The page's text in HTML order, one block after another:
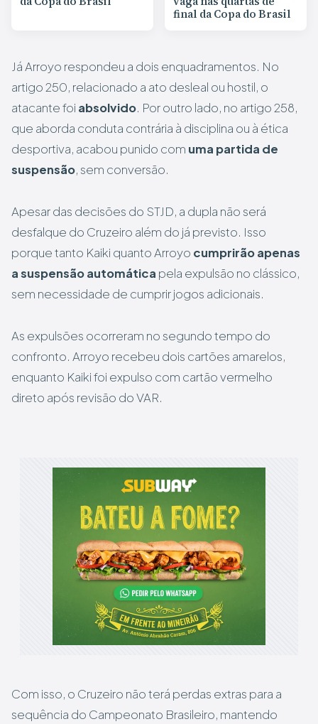
final da Copa do Brasil
Já Arroyo respondeu a dois enquadramentos. No
artigo 250, relacionado a ato desleal ou hostil, o
atacante foi absolvido. Por outro lado, no artigo 258,
que aborda conduta contrária à disciplina ou à ética
desportiva, acabou punido com uma partida de
suspensão, sem conversão.
Apesar das decisões do STJD, a dupla não será
desfalque do Cruzeiro além do já previsto. Isso
porque tanto Kaiki quanto Arroyo cumprirão apenas
a suspensão automática pela expulsão no clássico,
sem necessidade de cumprir jogos adicionais.
As expulsões ocorreram no segundo tempo do
confronto. Arroyo recebeu dois cartões amarelos,
enquanto Kaiki foi expulso com cartão vermelho
direto após revisão do VAR.
Com isso, o Cruzeiro não terá perdas extras para a
sequência do Campeonato Brasileiro, mantendo